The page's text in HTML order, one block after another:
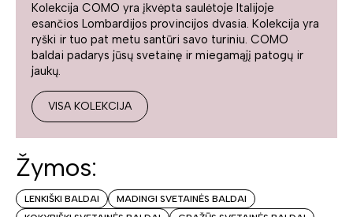
Kolekcija COMO yra įkvėpta saulėtoje Italijoje
esančios Lombardijos provincijos dvasia. Kolekcija yra
ryški ir tuo pat metu santūri savo turiniu. COMO
baldai padarys jūsų svetainę ir miegamąjį patogų ir
jaukų.
VISA KOLEKCIJA
Žymos:
LENKIŠKI BALDAI
MADINGI SVETAINĖS BALDAI